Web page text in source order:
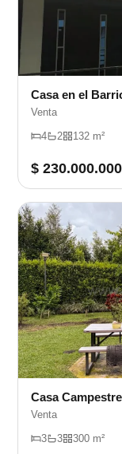
Casa en el
Venta
4 2 132 m²
$ 230.000.000
Casa
Venta
3 3 300 m²